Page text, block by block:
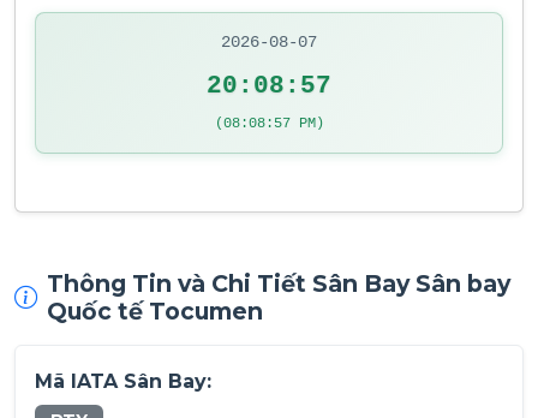
2026-08-07
20:08:57
(08:08:57 PM)
Thông Tin và Chi Tiết Sân Bay Sân bay
Quốc tế Tocumen
Mã IATA Sân Bay: